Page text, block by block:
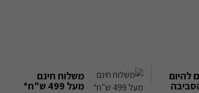
להיום משלוח חינם
מעל 499 ש"ח*